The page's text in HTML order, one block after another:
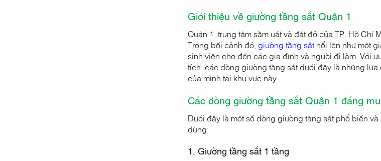
Giới thiệu về giường tầng sắt Quận 1
Quận 1, trung tâm sầm uất và đắt đỏ của TP. Hồ Chí
Trong bối cảnh đó, giường tầng sắtnổi lên như một
sinh viên cho đến các gia đình và người đi làm. Với
tích, các dòng giường tầng sắt dưới đây là những
của mình tại khu vực này.
Các dòng giường tầng sắt Quận 1 đáng
Dưới đây là một số dòng giường tầng sắt phổ biến
dùng:
1. Giường tầng sắt 1 tầng